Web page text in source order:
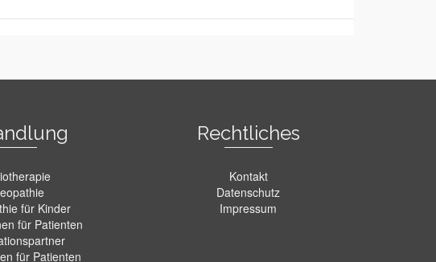
für Kinder
für Patienten
für Patienten
Rechtliches
Kontakt
Datenschutz
Impressum